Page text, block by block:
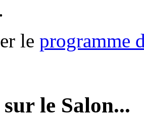
le programme
le Salon...